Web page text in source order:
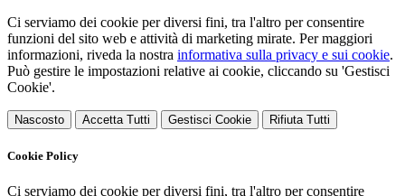
Ci serviamo dei cookie per diversi fini, tra l'altro per consentire
funzioni del sito web e attività di marketing mirate. Per maggiori
informazioni, riveda la nostra informativa sulla privacy e sui cookie.
Può gestire le impostazioni relative ai cookie, cliccando su 'Gestisci
Cookie'.
Nascosto Accetta Tutti Gestisci Cookie Rifiuta Tutti
Cookie Policy
Ci serviamo dei cookie per diversi fini, tra l'altro per consentire